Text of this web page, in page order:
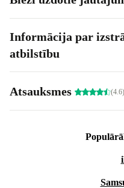
Informācija par
atbilstību
Atsauksmes (4.6)